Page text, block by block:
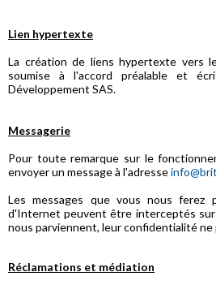
Lien hypertexte
La création de liens hypertexte vers
soumise à l'accord préalable et
Développement SAS.
Messagerie
Pour toute remarque sur le
envoyer un message à l'adresse
Les messages que vous nous ferez
d'Internet peuvent être interceptés sur
nous parviennent, leur confidentialité
Réclamations et médiation